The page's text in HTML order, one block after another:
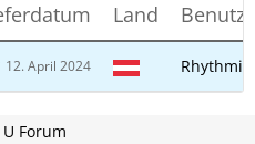
Land
12. April 2024
U Forum